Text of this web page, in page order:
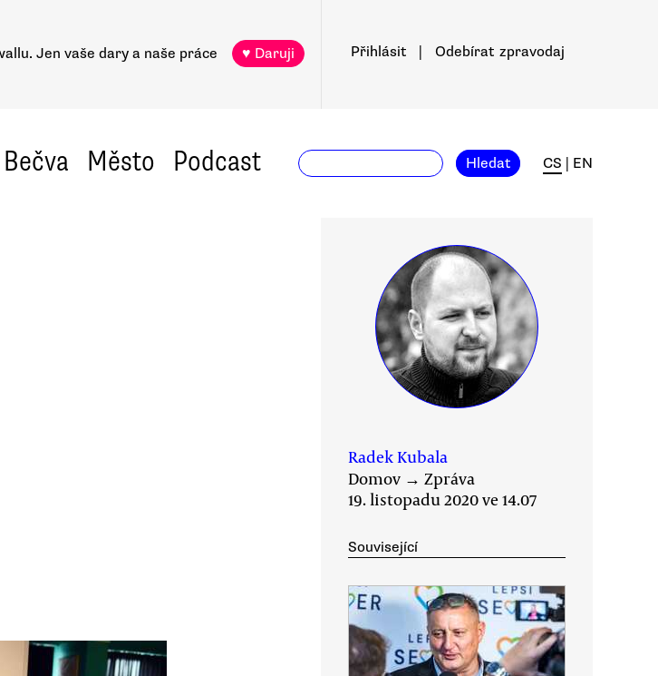
Jen vaše dary a naše práce ♥ Daruji Přihlásit Odebírat zpravodaj
Bečva Město Podcast Hledat CS EN
Radek Kubala
Domov → Zpráva
19. listopadu 2020 ve 14.07
Související